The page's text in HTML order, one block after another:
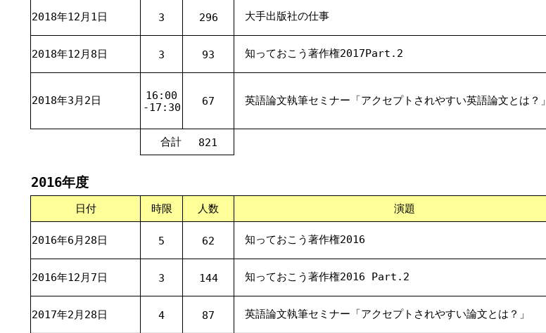
2018年12月1日 3 296 大手出版社の仕事
2018年12月8日 3 93 知っておこう著作権2017Part.2
2018年3月2日
16:00
-17:30
67 英語論文執筆セミナー「アクセプトされやすい英語論文とは？」
合計 821
2016年度
日付 時限 人数 演題
2016年6月28日 5 62 知っておこう著作権2016
2016年12月7日 3 144 知っておこう著作権2016 Part.2
2017年2月28日 4 87 英語論文執筆セミナー「アクセプトされやすい論文とは？」